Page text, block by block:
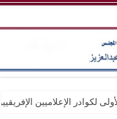
لكوادر الإعلاميين